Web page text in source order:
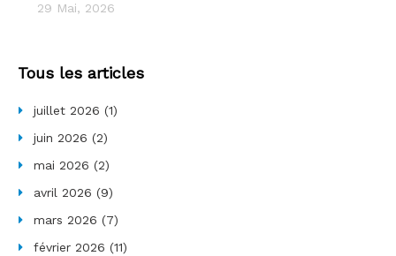
29 Mai, 2026
Tous les articles
juillet 2026 (1)
juin 2026 (2)
mai 2026 (2)
avril 2026 (9)
mars 2026 (7)
février 2026 (11)